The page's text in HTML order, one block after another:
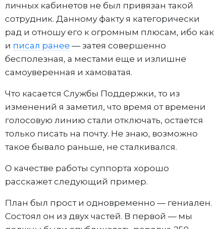
личных кабинетов не был привязан такой
сотрудник. Данному факту я категорически
рад и отношу его к огромным плюсам, ибо как
и писал ранее — затея совершенно
бесполезная, а местами еще и излишне
самоуверенная и хамоватая.
Что касается Службы Поддержки, то из
изменений я заметил, что время от времени
голосовую линию стали отключать, остается
только писать на почту. Не знаю, возможно
такое бывало раньше, не сталкивался.
О качестве работы суппорта хорошо
расскажет следующий пример.
План был прост и одновременно — гениален.
Состоял он из двух частей. В первой — мы